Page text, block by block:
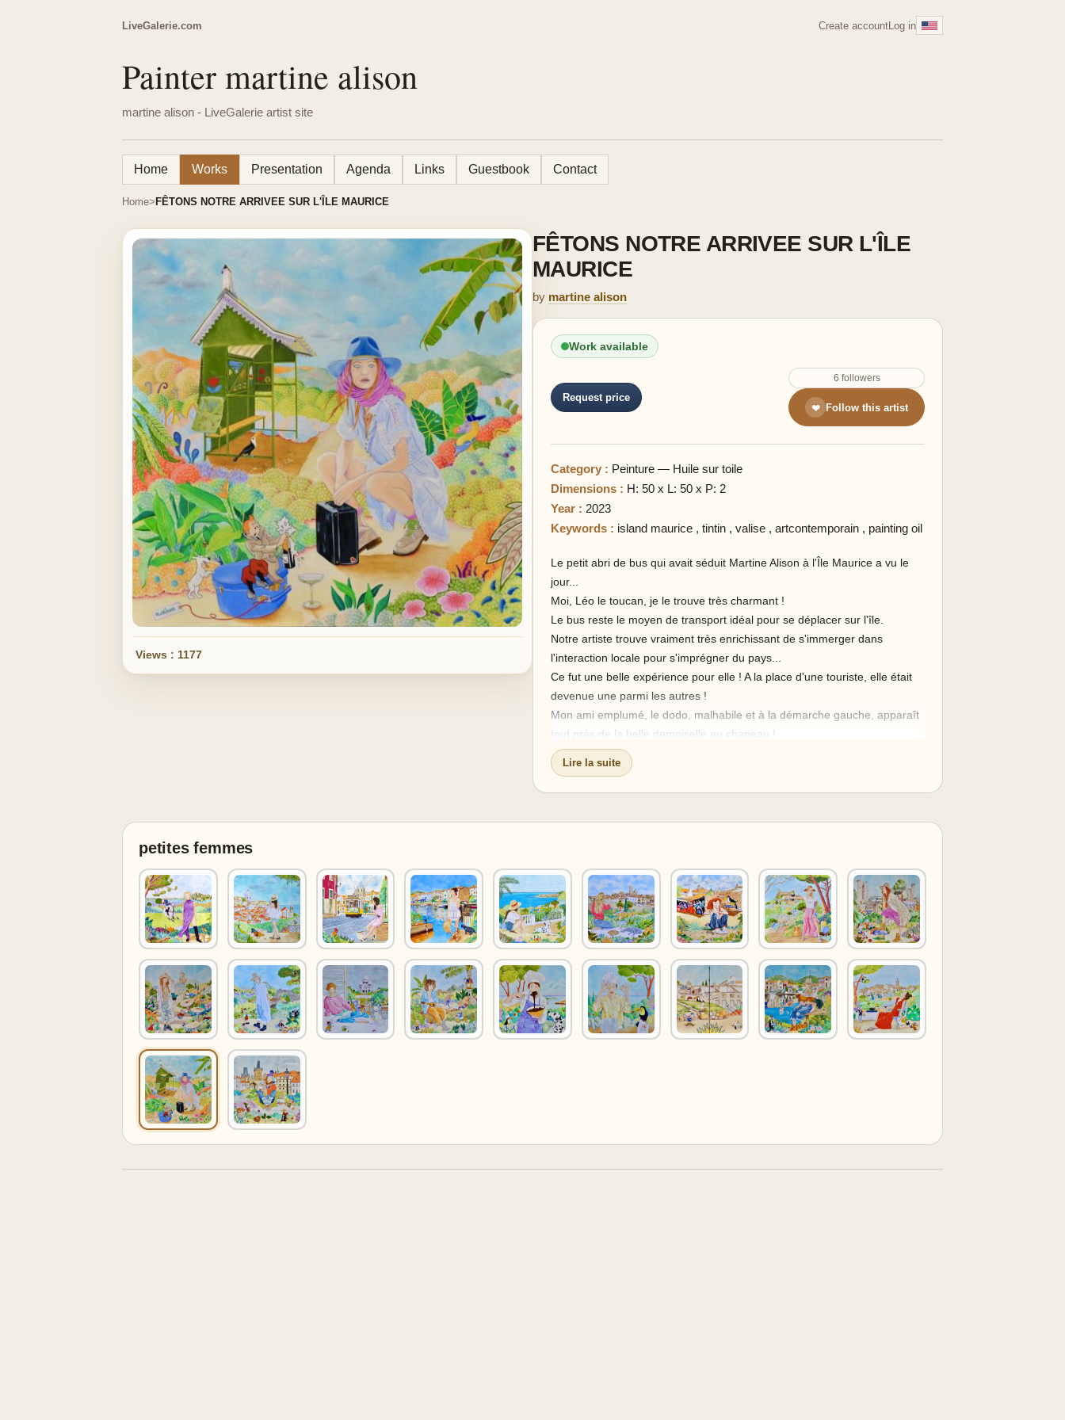
LiveGalerie.com Create accountLog in
Painter martine alison
martine alison - LiveGalerie artist site
Home Works Presentation Agenda Links Guestbook Contact
Home FÊTONS NOTRE ARRIVEE SUR L'ÎLE MAURICE
Views : 1177
FÊTONS NOTRE ARRIVEE SUR L'ÎLE
MAURICE
by martine alison
Work available
Request price
6 followers
❤ Follow this artist
Category : Peinture — Huile sur toile
Dimensions : H: 50 x L: 50 x P: 2
Year : 2023
Keywords : island maurice , tintin , valise , artcontemporain , painting oil
Le petit abri de bus qui avait séduit Martine Alison à l'Île Maurice a vu le
jour...
Moi, Léo le toucan, je le trouve très charmant !
Le bus reste le moyen de transport idéal pour se déplacer sur l'île.
Notre artiste trouve vraiment très enrichissant de s'immerger dans
l'interaction locale pour s'imprégner du pays...
Ce fut une belle expérience pour elle ! A la place d'une touriste, elle était
devenue une parmi les autres !
Mon ami emplumé, le dodo, malhabile et à la démarche gauche, apparaît
tout près de la belle demoiselle au chapeau !
N'est-il pas à la page et élégant avec sa casquette de rappeur ?
Si seulement cela pouvait le ramener à la vie pour réparer les erreurs de
l'homme !
Attention belle petite demoiselle à ne pas trop siroter à l'ombre des
bananiers !!
Avec la chaleur, cet élixir ouvre les portes à certains risques... celui de
perdre ses esprits et d'enchaîner des pas de danse !...
Martine Alison, éprise de cette île, a éprouvé beaucoup de plaisir à
peindre cette dernière oeuvre.
Emmanuel Kant disait : "L'art ne veut pas la représentation d'une chose
belle mais la belle représentation d'une chose". C'est un peu l'histoire de
ce petit abri de bus !
Lire la suite
petites femmes